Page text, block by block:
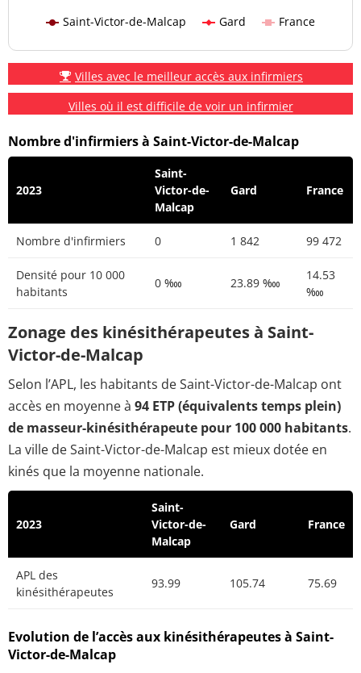
Saint-Victor-de-Malcap Gard France
Villes avec le meilleur accès aux infirmiers
Villes où il est difficile de voir un infirmier
Nombre d'infirmiers à Saint-Victor-de-Malcap
2023
Saint-
Victor-de-
Malcap
Gard France
Nombre d'infirmiers 0 1 842 99 472
Densité pour 10 000
habitants
0 ‱ 23.89 ‱
14.53
‱
Zonage des kinésithérapeutes à Saint-
Victor-de-Malcap
Selon l’APL, les habitants de Saint-Victor-de-Malcap ont
accès en moyenne à 94 ETP (équivalents temps plein)
de masseur-kinésithérapeute pour 100 000 habitants.
La ville de Saint-Victor-de-Malcap est mieux dotée en
kinés que la moyenne nationale.
2023
Saint-
Victor-de-
Malcap
Gard France
APL des
kinésithérapeutes
93.99 105.74 75.69
Evolution de l’accès aux kinésithérapeutes à Saint-
Victor-de-Malcap